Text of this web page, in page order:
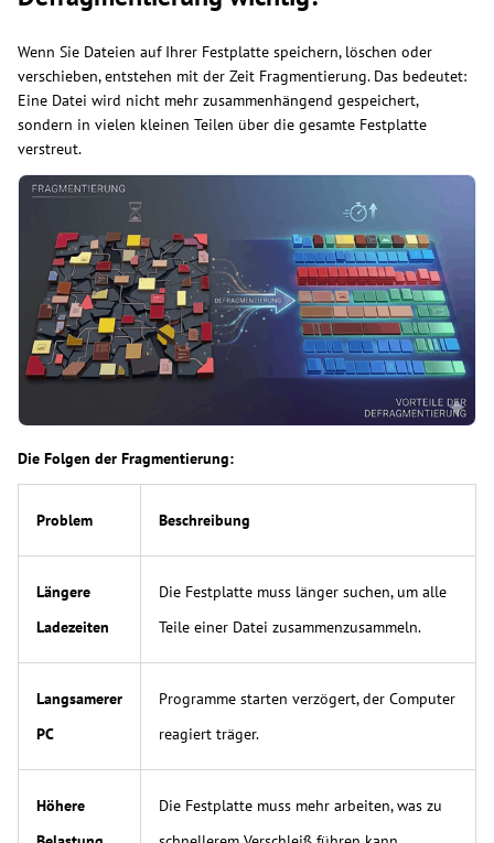
Wenn Sie Dateien auf Ihrer Festplatte speichern, löschen oder
verschieben, entstehen mit der Zeit Fragmentierung. Das bedeutet:
Eine Datei wird nicht mehr zusammenhängend gespeichert,
sondern in vielen kleinen Teilen über die gesamte Festplatte
verstreut.
Die Folgen der Fragmentierung:
Problem Beschreibung
Längere
Ladezeiten
Die Festplatte muss länger suchen, um alle
Teile einer Datei zusammenzusammeln.
Langsamerer
PC
Programme starten verzögert, der Computer
reagiert träger.
Höhere
Die Festplatte muss mehr arbeiten, was zu